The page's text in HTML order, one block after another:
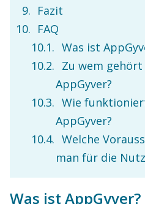
Fazit
FAQ
Was ist
Zu wem
AppGyver?
Wie
AppGyver?
Welche
man für die
Was ist AppGyver?